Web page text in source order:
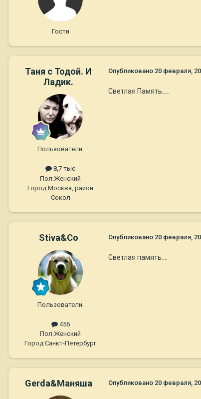
Гости
Таня с Тодой. И
Ладик.
Пользователи.
8,7 тыс
Пол:Женский
Город:Москва, район
Сокол
Опубликовано 20 февраля,
Светлая Память.....
Stiva&Co
Пользователи.
456
Пол:Женский
Город:Санкт-Петербург
Опубликовано 20 февраля,
Светлая память....
Gerda&Маняша Опубликовано 20 февраля,